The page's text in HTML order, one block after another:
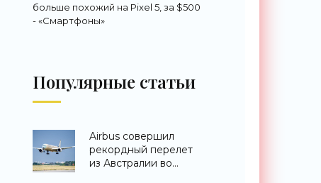
больше похожий на Pixel 5, за $500
- «Смартфоны»
Популярные статьи
Airbus совершил
рекордный перелет
из Австралии во